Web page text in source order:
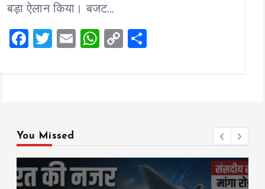
o
k
p
p
k
बड़ा ऐलान किया। बजट…
F
o
k
T
E
W
C
You Missed